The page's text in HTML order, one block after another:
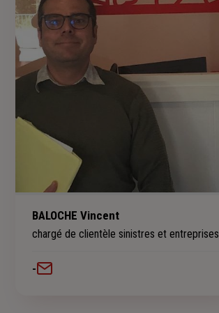
BALOCHE Vincent
chargé de clientèle sinistres et entreprises
-